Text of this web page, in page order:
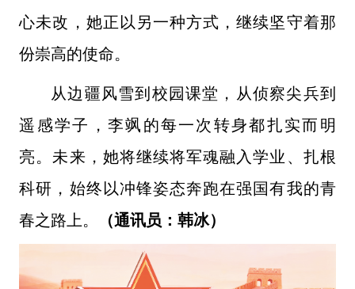
心未改，她正以另一种方式，继续坚守着那
份崇高的使命。
从边疆风雪到校园课堂，从侦察尖兵到
遥感学子，李飒的每一次转身都扎实而明
亮。未来，她将继续将军魂融入学业、扎根
科研，始终以冲锋姿态奔跑在强国有我的青
春之路上。
（通讯员：韩冰）